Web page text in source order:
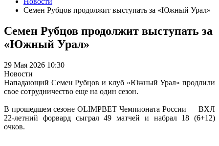
Семен Рубцов продолжит выступать за «Южный Урал»
Семен Рубцов продолжит выступать за
«Южный Урал»
29 Мая 2026 10:30
Новости
Нападающий Семен Рубцов и клуб «Южный Урал» продлили
свое сотрудничество еще на один сезон.
В прошедшем сезоне OLIMPBET Чемпионата России — ВХЛ
22-летний форвард сыграл 49 матчей и набрал 18 (6+12)
очков.